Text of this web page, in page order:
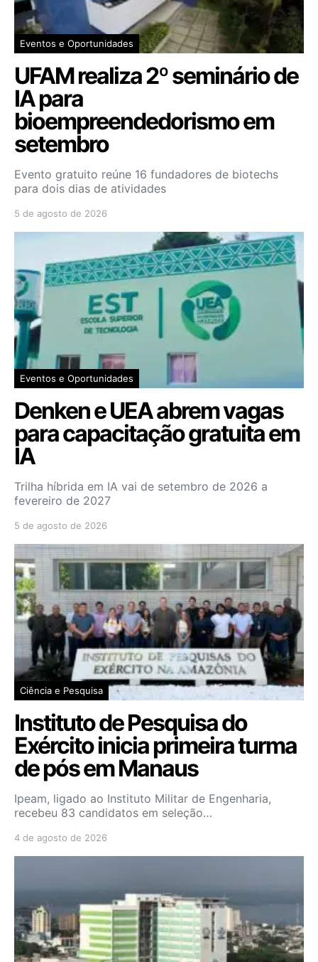
Eventos e Oportunidades
UFAM realiza 2º seminário de
IA para
bioempreendedorismo em
setembro
Evento gratuito reúne 16 fundadores de biotechs
para dois dias de atividades
5 de agosto de 2026
Eventos e Oportunidades
Denken e UEA abrem vagas
para capacitação gratuita em
IA
Trilha híbrida em IA vai de setembro de 2026 a
fevereiro de 2027
5 de agosto de 2026
Ciência e Pesquisa
Instituto de Pesquisa do
Exército inicia primeira turma
de pós em Manaus
Ipeam, ligado ao Instituto Militar de Engenharia,
recebeu 83 candidatos em seleção…
4 de agosto de 2026